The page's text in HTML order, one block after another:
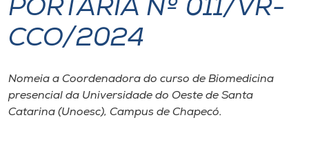
Internacionalização
I.nova
Diplomados
PORTARIA Nº 011/VR-
CCO/2024
Nomeia a Coordenadora do curso de Biomedicina
presencial da Universidade do Oeste de Santa
Catarina (Unoesc), Campus de Chapecó.